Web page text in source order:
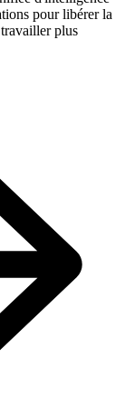
pour libérer la
plus